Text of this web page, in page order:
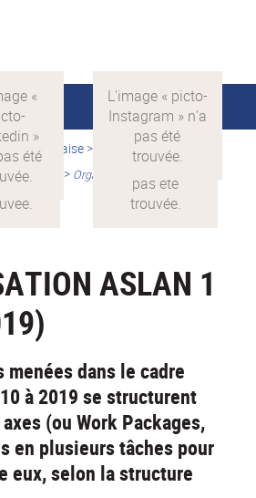
française>
Quelles sont les
ASLAN ?
> Organisation ASLAN (2010-
ASLAN 1
menées dans le cadre
à 2019 se structurent
(ou Work Packages,
en plusieurs tâches pour
eux, selon la structure